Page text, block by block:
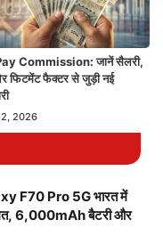
Commission: जानें सैलरी,
फिटमेंट फैक्टर से जुड़ी नई
2026
F70 Pro 5G भारत में
6,000mAh बैटरी और